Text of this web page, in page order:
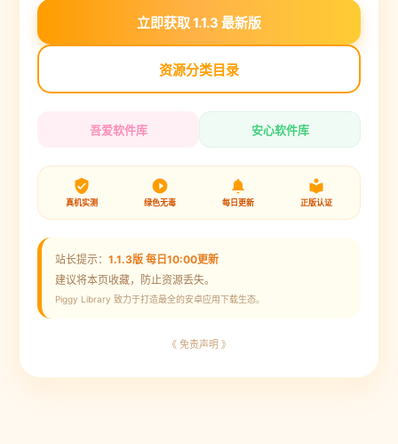
立即获取 1.1.3 最新版
资源分类目录
吾爱软件库 安心软件库
真机实测 绿色无毒 每日更新 正版认证
站长提示： 1.1.3版 每日10:00更新
建议将本页收藏，防止资源丢失。
Piggy Library 致力于打造最全的安卓应用下载生态。
《 免责声明 》